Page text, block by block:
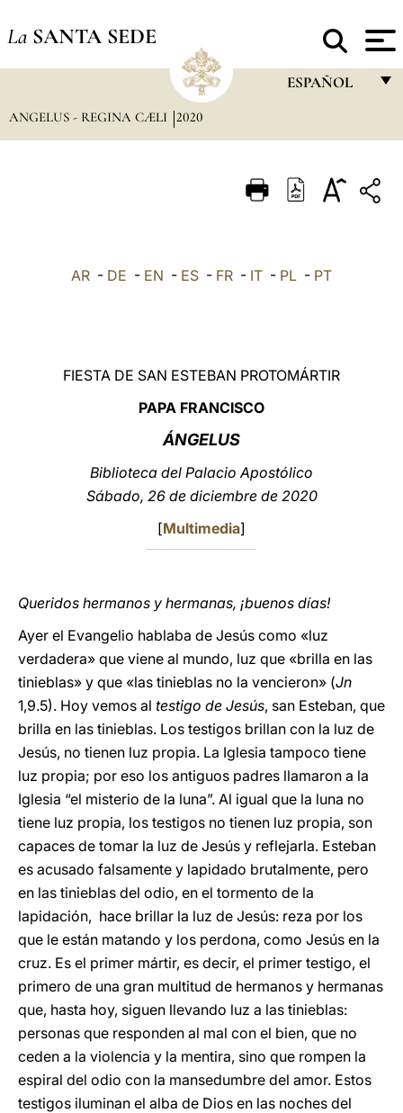
La SANTA SEDE
ESPAÑOL
ITALIANO
العربيّة
ANGELUS - REGINA CÆLI 2020
AR - DE - EN - ES - FR - IT - PL - PT
FIESTA DE SAN ESTEBAN PROTOMÁRTIR
PAPA FRANCISCO
ÁNGELUS
Biblioteca del Palacio Apostólico
Sábado, 26 de diciembre de 2020
[Multimedia]
Queridos hermanos y hermanas, ¡buenos días!
Ayer el Evangelio hablaba de Jesús como «luz
verdadera» que viene al mundo, luz que «brilla en las
tinieblas» y que «las tinieblas no la vencieron» (Jn
1,9.5). Hoy vemos al testigo de Jesús, san Esteban, que
brilla en las tinieblas. Los testigos brillan con la luz de
Jesús, no tienen luz propia. La Iglesia tampoco tiene
luz propia; por eso los antiguos padres llamaron a la
Iglesia “el misterio de la luna”. Al igual que la luna no
tiene luz propia, los testigos no tienen luz propia, son
capaces de tomar la luz de Jesús y reflejarla. Esteban
es acusado falsamente y lapidado brutalmente, pero
en las tinieblas del odio, en el tormento de la
lapidación, hace brillar la luz de Jesús: reza por los
que le están matando y los perdona, como Jesús en la
cruz. Es el primer mártir, es decir, el primer testigo, el
primero de una gran multitud de hermanos y hermanas
que, hasta hoy, siguen llevando luz a las tinieblas:
personas que responden al mal con el bien, que no
ceden a la violencia y la mentira, sino que rompen la
espiral del odio con la mansedumbre del amor. Estos
testigos iluminan el alba de Dios en las noches del